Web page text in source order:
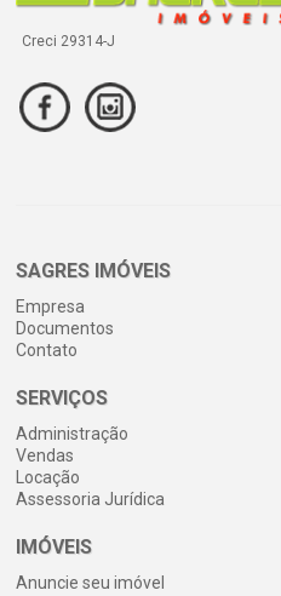
Creci 29314-J
SAGRES IMÓVEIS
Empresa
Documentos
Contato
SERVIÇOS
Administração
Vendas
Locação
Assessoria Jurídica
IMÓVEIS
Anuncie seu imóvel